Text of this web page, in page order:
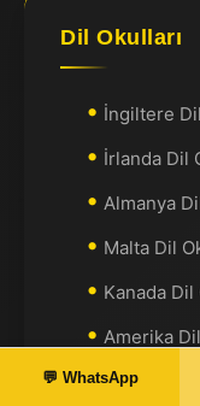
Dil Okulları
İngiltere
İrlanda Dil
Almanya
Malta Dil
Kanada Dil
Amerika
Avustralya
💬 WhatsApp